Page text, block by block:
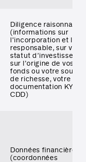
Diligence raisonnable
(informations sur
l’incorporation et le
responsable, sur votre
statut d’investisseur,
sur l’origine de vos
fonds ou votre source
de richesse, votre
documentation KYC
CDD)
Données financières
(coordonnées